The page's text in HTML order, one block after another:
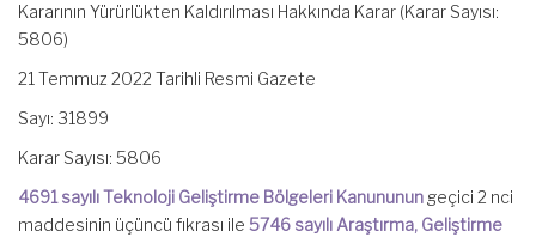
Kararının Yürürlükten Kaldırılması Hakkında Karar (Karar Sayısı:
5806)
21 Temmuz 2022 Tarihli Resmi Gazete
Sayı: 31899
Karar Sayısı: 5806
4691 sayılı Teknoloji Geliştirme Bölgeleri Kanununun geçici 2 nci
maddesinin üçüncü fıkrası ile 5746 sayılı Araştırma, Geliştirme